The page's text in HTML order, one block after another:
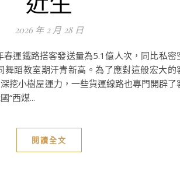
2026 年 2 月 28 日
春運鐵路搭客發送量為5.1億人次，同比私密
舞蹈教室期汗青新高。為了應對這般宏大的
挖小樹屋運力，一些貨運線路也專門開辟了
“西煤...
閱讀全文